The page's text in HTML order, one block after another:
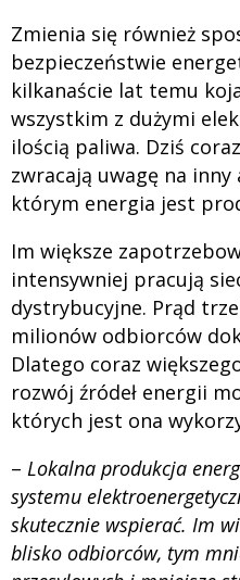
Zmienia się również
bezpieczeństwie
kilkanaście lat temu
wszystkim z dużymi
ilością paliwa. Dziś
zwracają uwagę na
którym energia jest
Im większe
intensywniej pracują
dystrybucyjne. Prąd
milionów odbiorców
Dlatego coraz
rozwój źródeł energii
których jest ona
– Lokalna produkcja
systemu
skutecznie wspierać. Im
blisko odbiorców, tym